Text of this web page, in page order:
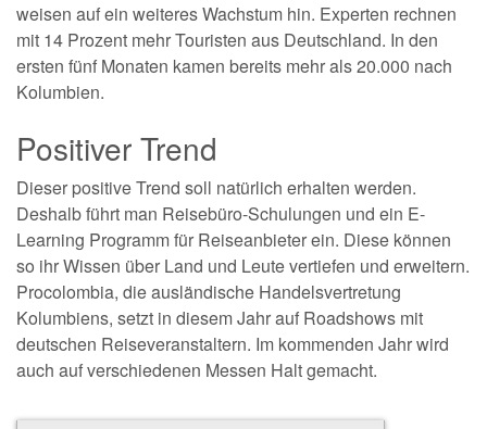
weisen auf ein weiteres Wachstum hin. Experten rechnen
mit 14 Prozent mehr Touristen aus Deutschland. In den
ersten fünf Monaten kamen bereits mehr als 20.000 nach
Kolumbien.
Positiver Trend
Dieser positive Trend soll natürlich erhalten werden.
Deshalb führt man Reisebüro-Schulungen und ein E-
Learning Programm für Reiseanbieter ein. Diese können
so ihr Wissen über Land und Leute vertiefen und erweitern.
Procolombia, die ausländische Handelsvertretung
Kolumbiens, setzt in diesem Jahr auf Roadshows mit
deutschen Reiseveranstaltern. Im kommenden Jahr wird
auch auf verschiedenen Messen Halt gemacht.